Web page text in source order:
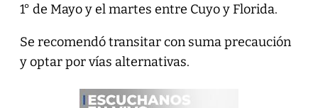
1° de Mayo y el martes entre Cuyo y Florida.
Se recomendó transitar con suma precaución
y optar por vías alternativas.